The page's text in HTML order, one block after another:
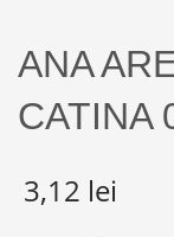
ANA
CATINA
3,12 lei